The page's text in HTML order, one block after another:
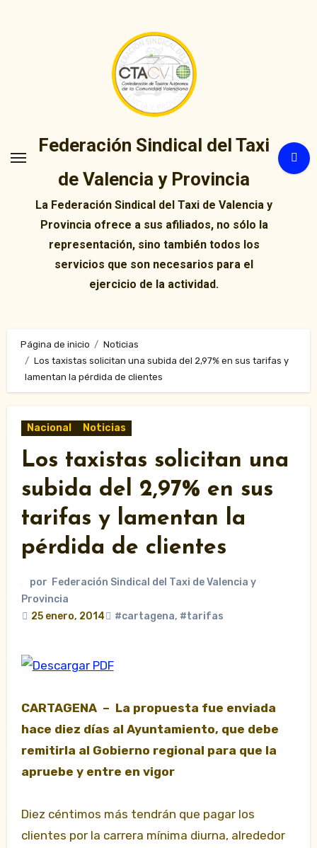
Federación Sindical del Taxi
de Valencia y Provincia
La Federación Sindical del Taxi de Valencia y
Provincia ofrece a sus afiliados, no sólo la
representación, sino también todos los
servicios que son necesarios para el
ejercicio de la actividad.
Página de inicio
Noticias
Los taxistas solicitan una subida del 2,97% en sus tarifas y
lamentan la pérdida de clientes
Nacional Noticias
Los taxistas solicitan una
subida del 2,97% en sus
tarifas y lamentan la
pérdida de clientes
por Federación Sindical del Taxi de Valencia y
Provincia
25 enero, 2014
#cartagena, #tarifas
CARTAGENA – La propuesta fue enviada
hace diez días al Ayuntamiento, que debe
remitirla al Gobierno regional para que la
apruebe y entre en vigor
Diez céntimos más tendrán que pagar los
clientes por la carrera mínima diurna, alrededor